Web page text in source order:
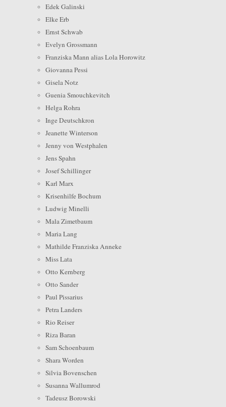
Edek Galinski
Elke Erb
Ernst Schwab
Evelyn Grossmann
Franziska Mann alias Lola Horowitz
Giovanna Pessi
Gisela Notz
Guenia Smouchkevitch
Helga Rohra
Inge Deutschkron
Jeanette Winterson
Jenny von Westphalen
Jens Spahn
Josef Schillinger
Karl Marx
Krisenhilfe Bochum
Ludwig Minelli
Mala Zimetbaum
Maria Lang
Mathilde Franziska Anneke
Miss Lata
Otto Kernberg
Otto Sander
Paul Pissarius
Petra Landers
Rio Reiser
Riza Baran
Sam Schoenbaum
Shara Worden
Silvia Bovenschen
Susanna Wallumrod
Tadeusz Borowski